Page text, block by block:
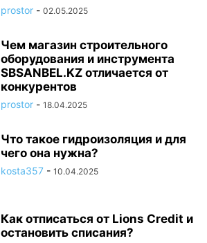
prostor - 02.05.2025
Чем магазин строительного
оборудования и инструмента
SBSANBEL.KZ отличается от
конкурентов
prostor - 18.04.2025
Что такое гидроизоляция и для
чего она нужна?
kosta357 - 10.04.2025
Как отписаться от Lions Credit и
остановить списания?